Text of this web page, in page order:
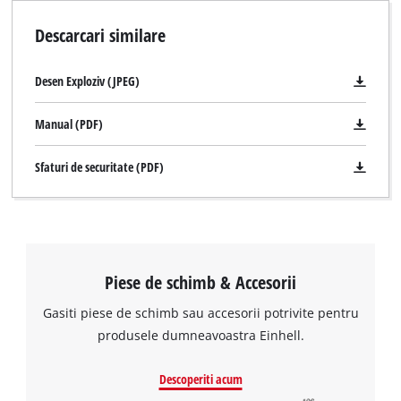
Descarcari similare
Desen Exploziv (JPEG)
Manual (PDF)
Sfaturi de securitate (PDF)
Piese de schimb & Accesorii
Gasiti piese de schimb sau accesorii potrivite pentru
produsele dumneavoastra Einhell.
Descoperiti acum